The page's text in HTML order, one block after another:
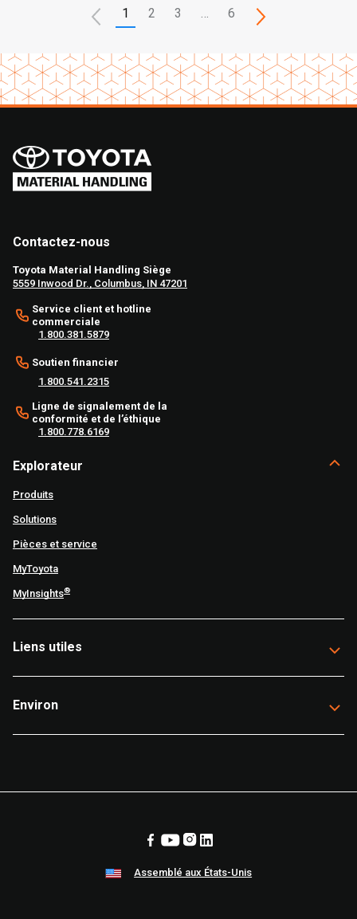
1 2 3 … 6
Contactez-nous
Toyota Material Handling Siège
5559 Inwood Dr., Columbus, IN 47201
Service client et hotline
commerciale
1.800.381.5879
Soutien financier
1.800.541.2315
Ligne de signalement de la
conformité et de l’éthique
1.800.778.6169
Explorateur
Produits
Solutions
Pièces et service
MyToyota
MyInsights®
Liens utiles
Environ
Assemblé aux États-Unis